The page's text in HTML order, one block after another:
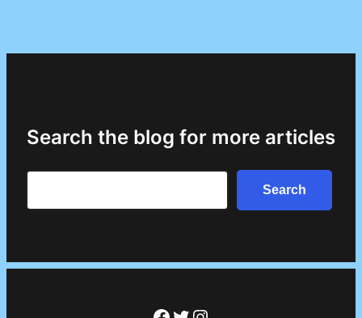
Search the blog for more articles
Search